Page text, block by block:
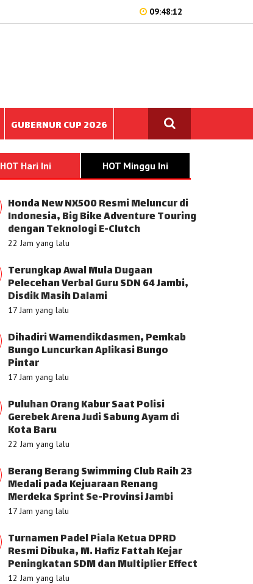
09:48:12
GUBERNUR CUP 2026
HOT Hari Ini HOT Minggu Ini
Honda New NX500 Resmi Meluncur di
Indonesia, Big Bike Adventure Touring
dengan Teknologi E-Clutch
22 Jam yang lalu
Terungkap Awal Mula Dugaan
Pelecehan Verbal Guru SDN 64 Jambi,
Disdik Masih Dalami
17 Jam yang lalu
Dihadiri Wamendikdasmen, Pemkab
Bungo Luncurkan Aplikasi Bungo
Pintar
17 Jam yang lalu
Puluhan Orang Kabur Saat Polisi
Gerebek Arena Judi Sabung Ayam di
Kota Baru
22 Jam yang lalu
Berang Berang Swimming Club Raih 23
Medali pada Kejuaraan Renang
Merdeka Sprint Se-Provinsi Jambi
17 Jam yang lalu
Turnamen Padel Piala Ketua DPRD
Resmi Dibuka, M. Hafiz Fattah Kejar
Peningkatan SDM dan Multiplier Effect
12 Jam yang lalu